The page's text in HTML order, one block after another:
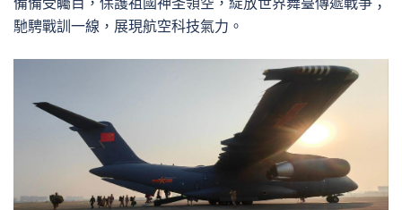
馳騁戰訓一線，展現航空科技氣力。